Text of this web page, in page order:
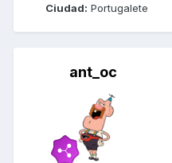
Ciudad: Portugalete
ant_oc